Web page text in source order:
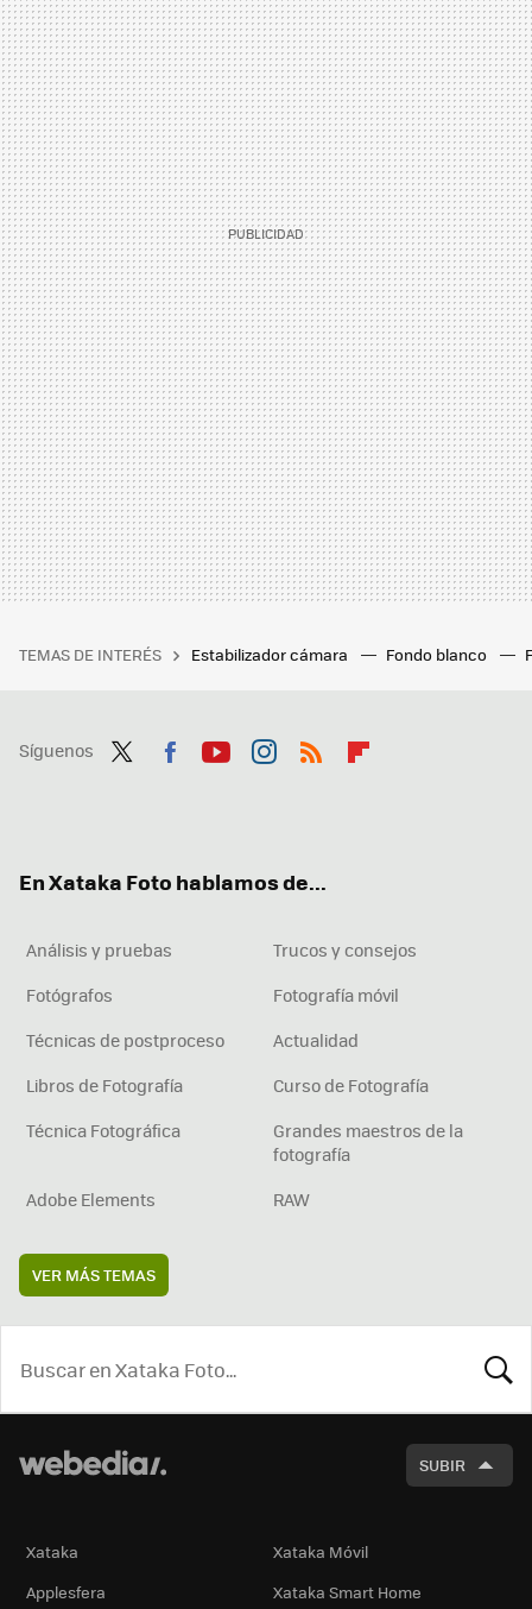
TEMAS DE INTERÉS Estabilizador cámara Fondo blanco
Síguenos
En Xataka Foto hablamos de...
Análisis y pruebas
Trucos y consejos
Fotógrafos
Fotografía móvil
Técnicas de postproceso
Actualidad
Libros de Fotografía
Curso de Fotografía
Técnica Fotográfica
Grandes maestros de la
fotografía
Adobe Elements
RAW
VER MÁS TEMAS
SUBIR
Xataka
Xataka Móvil
Applesfera
Xataka Smart Home